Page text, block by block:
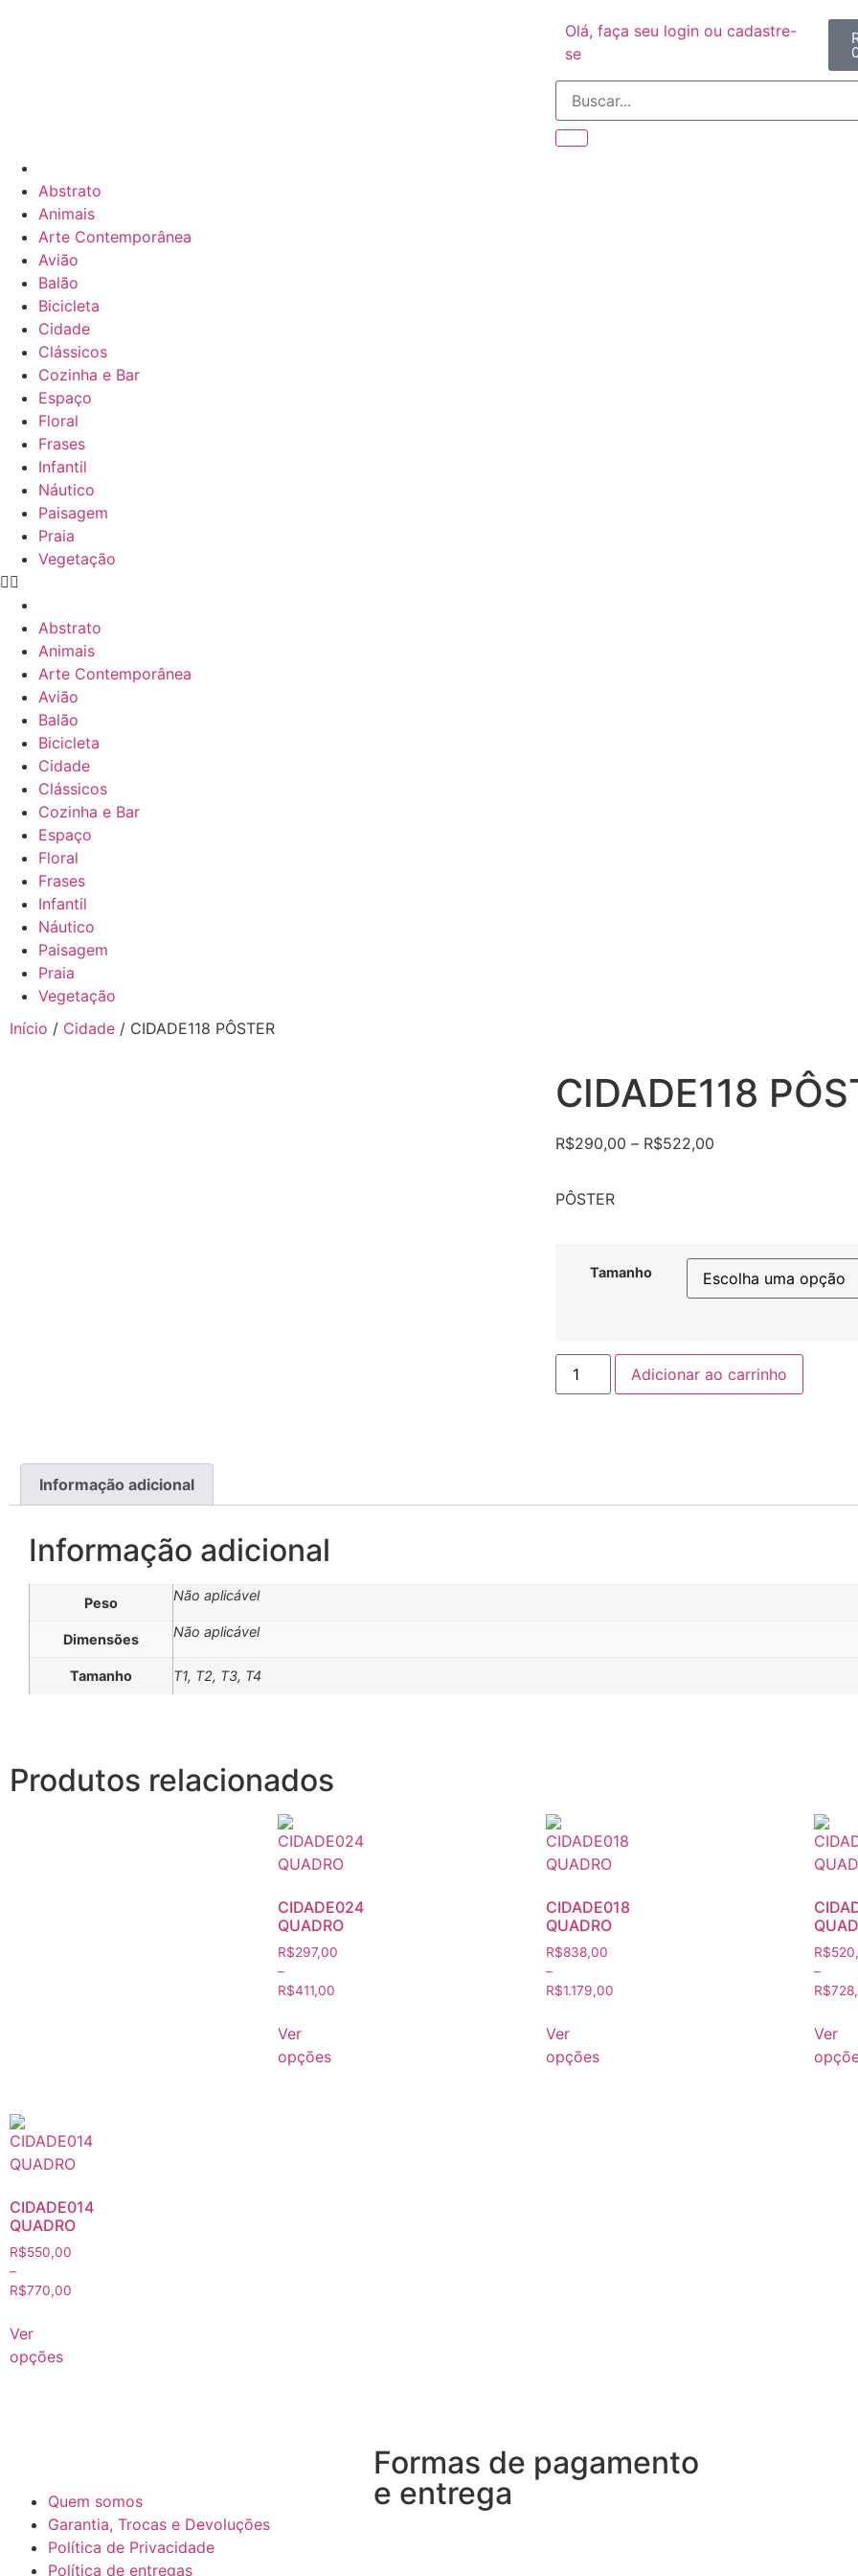
Olá, faça seu login ou cadastre-
se
Abstrato
Animais
Arte Contemporânea
Avião
Balão
Bicicleta
Cidade
Clássicos
Cozinha e Bar
Espaço
Floral
Frases
Infantil
Náutico
Paisagem
Praia
Vegetação
Abstrato
Animais
Arte Contemporânea
Avião
Balão
Bicicleta
Cidade
Clássicos
Cozinha e Bar
Espaço
Floral
Frases
Infantil
Náutico
Paisagem
Praia
Vegetação
Início / Cidade / CIDADE118 PÔSTER
CIDADE118
R$290,00 – R$522,00
PÔSTER
Tamanho
Adicionar ao carrinho
Informação adicional
Informação adicional
Peso Não aplicável
Dimensões Não aplicável
Tamanho T1, T2, T3, T4
Produtos relacionados
CIDADE024
QUADRO
R$297,00
–
R$411,00
Ver
opções
CIDADE018
QUADRO
R$838,00
–
R$1.179,00
Ver
opções
R$
–
R$
Ver
CIDADE014
QUADRO
R$550,00
–
R$770,00
Ver
opções
Quem somos
Garantia, Trocas e Devoluções
Política de Privacidade
Política de entregas
Formas de pagamento
e entrega